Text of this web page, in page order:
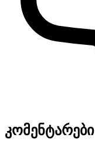
კომენტარები